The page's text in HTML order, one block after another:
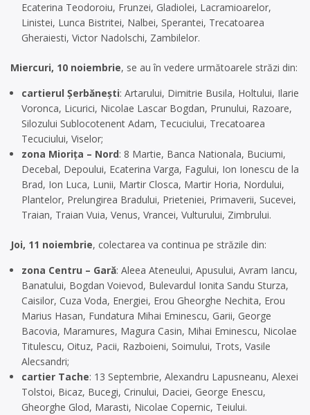
Ecaterina Teodoroiu, Frunzei, Gladiolei, Lacramioarelor,
Linistei, Lunca Bistritei, Nalbei, Sperantei, Trecatoarea
Gheraiesti, Victor Nadolschi, Zambilelor.
Miercuri, 10 noiembrie, se au în vedere următoarele străzi din:
cartierul Şerbănești: Artarului, Dimitrie Busila, Holtului, Ilarie
Voronca, Licurici, Nicolae Lascar Bogdan, Prunului, Razoare,
Silozului Sublocotenent Adam, Tecuciului, Trecatoarea
Tecuciului, Viselor;
zona Miorița – Nord: 8 Martie, Banca Nationala, Buciumi,
Decebal, Depoului, Ecaterina Varga, Fagului, Ion Ionescu de la
Brad, Ion Luca, Lunii, Martir Closca, Martir Horia, Nordului,
Plantelor, Prelungirea Bradului, Prieteniei, Primaverii, Sucevei,
Traian, Traian Vuia, Venus, Vrancei, Vulturului, Zimbrului.
Joi, 11 noiembrie, colectarea va continua pe străzile din:
zona Centru – Gară: Aleea Ateneului, Apusului, Avram Iancu,
Banatului, Bogdan Voievod, Bulevardul Ionita Sandu Sturza,
Caisilor, Cuza Voda, Energiei, Erou Gheorghe Nechita, Erou
Marius Hasan, Fundatura Mihai Eminescu, Garii, George
Bacovia, Maramures, Magura Casin, Mihai Eminescu, Nicolae
Titulescu, Oituz, Pacii, Razboieni, Soimului, Trots, Vasile
Alecsandri;
cartier Tache: 13 Septembrie, Alexandru Lapusneanu, Alexei
Tolstoi, Bicaz, Bucegi, Crinului, Daciei, George Enescu,
Gheorghe Glod, Marasti, Nicolae Copernic, Teiului.